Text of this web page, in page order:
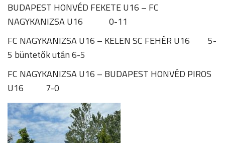
BUDAPEST HONVÉD FEKETE U16 – FC
NAGYKANIZSA U16 0-11
FC NAGYKANIZSA U16 – KELEN SC FEHÉR U16 5-
5 büntetők után 6-5
FC NAGYKANIZSA U16 – BUDAPEST HONVÉD PIROS
U16 7-0